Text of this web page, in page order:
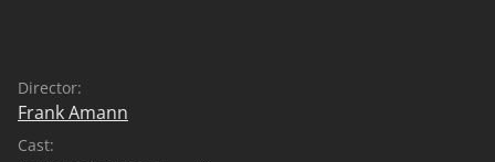
Director:
Frank Amann
Cast: